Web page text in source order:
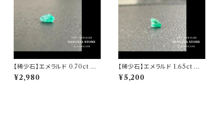
【稀少石】エメラルド 0.70ct 結
晶原石005 ヒマラヤスワート渓
谷 直輸入 無処理 天然石 高波
¥2,980
【稀少石】エメラルド 1.65ct 結
晶原石004 ヒマラヤスワート渓
谷 直輸入 無処理 天然石 高波
¥5,200